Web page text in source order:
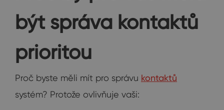
být správa kontaktů
prioritou
Proč byste měli mít pro správu kontaktů
systém? Protože ovlivňuje vaši: